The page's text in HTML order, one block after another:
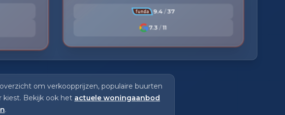
9.4/ 37
7.3 / 11
om verkoopprijzen, populaire buurten
kiest. Bekijk ook het actuele woningaanbod
.